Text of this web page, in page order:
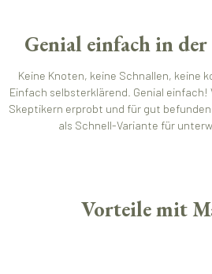
Genial einfach in
Keine Knoten, keine Schnallen, keine
Einfach selbsterklärend. Genial einfach!
Skeptikern erprobt und für gut
als Schnell-Variante für
Vorteile mit